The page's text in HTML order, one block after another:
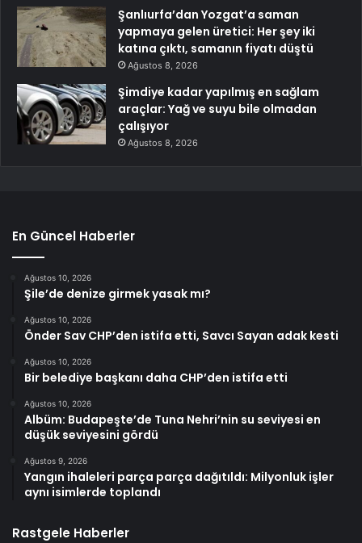
Şanlıurfa’dan Yozgat’a saman
yapmaya gelen üretici: Her şey iki
katına çıktı, samanın fiyatı düştü
Ağustos 8, 2026
Şimdiye kadar yapılmış en sağlam
araçlar: Yağ ve suyu bile olmadan
çalışıyor
Ağustos 8, 2026
En Güncel Haberler
Ağustos 10, 2026
Şile’de denize girmek yasak mı?
Ağustos 10, 2026
Önder Sav CHP’den istifa etti, Savcı Sayan adak kesti
Ağustos 10, 2026
Bir belediye başkanı daha CHP’den istifa etti
Ağustos 10, 2026
Albüm: Budapeşte’de Tuna Nehri’nin su seviyesi en
düşük seviyesini gördü
Ağustos 9, 2026
Yangın ihaleleri parça parça dağıtıldı: Milyonluk işler
aynı isimlerde toplandı
Rastgele Haberler